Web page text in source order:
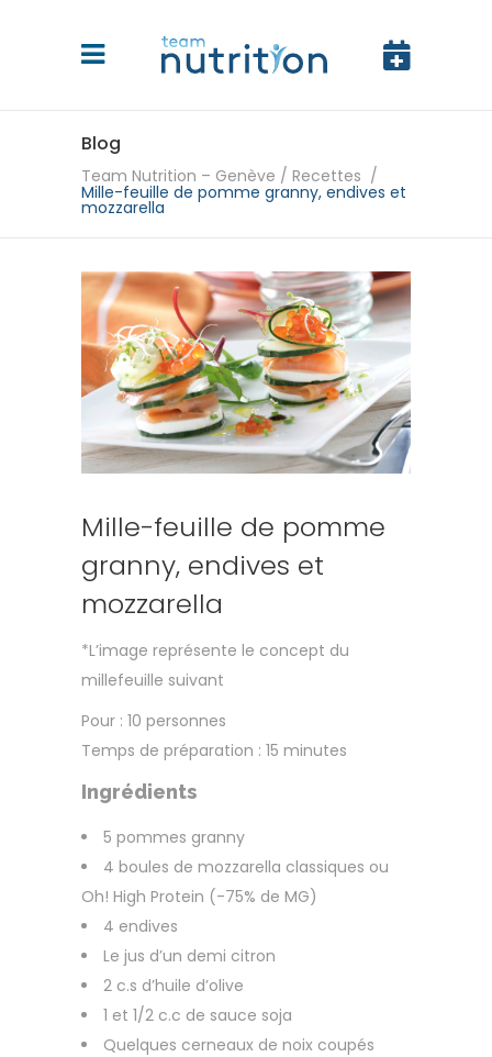
Blog
Team Nutrition – Genève / Recettes /
Mille-feuille de pomme granny, endives et
mozzarella
Mille-feuille de pomme
granny, endives et
mozzarella
*L’image représente le concept du
millefeuille suivant
Pour : 10 personnes
Temps de préparation : 15 minutes
Ingrédients
5 pommes granny
4 boules de mozzarella classiques ou
Oh! High Protein (-75% de MG)
4 endives
Le jus d’un demi citron
2 c.s d’huile d’olive
1 et 1/2 c.c de sauce soja
Quelques cerneaux de noix coupés